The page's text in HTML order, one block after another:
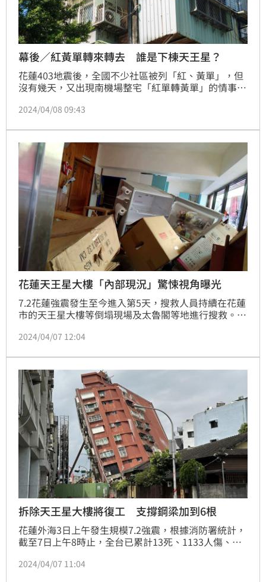
幕後／紅黃單轉來轉去 誰是下棟天王星？
花蓮403地震後，全國不少社區被列「紅、黃單」，但
沒有幾天，又出現南機場整宅「紅單轉黃單」的情事！
事實上，這已經不是第一次發生。（陳韋帆）
2024/04/08 09:43
花蓮天王星大樓「內部現況」驚悚視角曝光
7.2花蓮強震發生至今進入第5天，搜救人員持續在花蓮
市的天王星大樓等倒塌現場及太魯閣等地進行搜救。有
從1樓搬到9樓，認為住到較高樓比較有生存空間。
2024/04/07 12:04
拆除天王星大樓將復工 支撐鋼梁加到6根
花蓮外海3日上午發生規模7.2強震，根據消防署統計，
截至7日上午8時止，全台已累計13死、1133人傷、
日開始進行拆除作業，6日因餘震及結構問題，一度暫
2024/04/07 11:04